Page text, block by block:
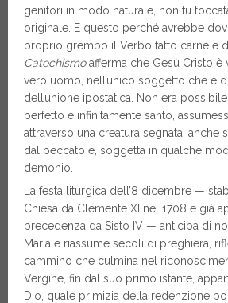
genitori in modo naturale, non fu
originale. E questo perché avrebbe
proprio grembo il Verbo fatto carne e
Catechismoafferma che Gesù Cristo è
vero uomo, nell’unico soggetto che è
dell’unione ipostatica. Non era
perfetto e infinitamente santo,
attraverso una creatura segnata, anche
dal peccato e, soggetta in qualche
demonio.
La festa liturgica dell’8 dicembre —
Chiesa da Clemente XI nel 1708 e già
precedenza da Sisto IV — anticipa di
Maria e riassume secoli di preghiera,
cammino che culmina nel
Vergine, fin dal suo primo istante,
Dio, quale primizia della redenzione